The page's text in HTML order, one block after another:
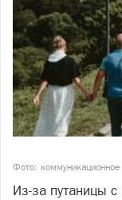
Фото: коммуникационное
Из-за путаницы